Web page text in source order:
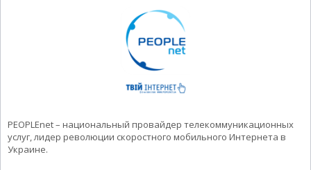
PEOPLEnet – национальный провайдер телекоммуникационных
услуг, лидер революции скоростного мобильного Интернета в
Украине.